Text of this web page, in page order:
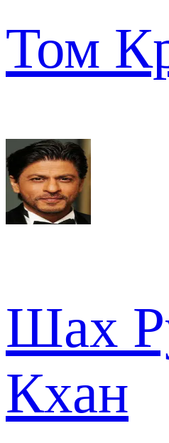
Том
Шах
Кхан